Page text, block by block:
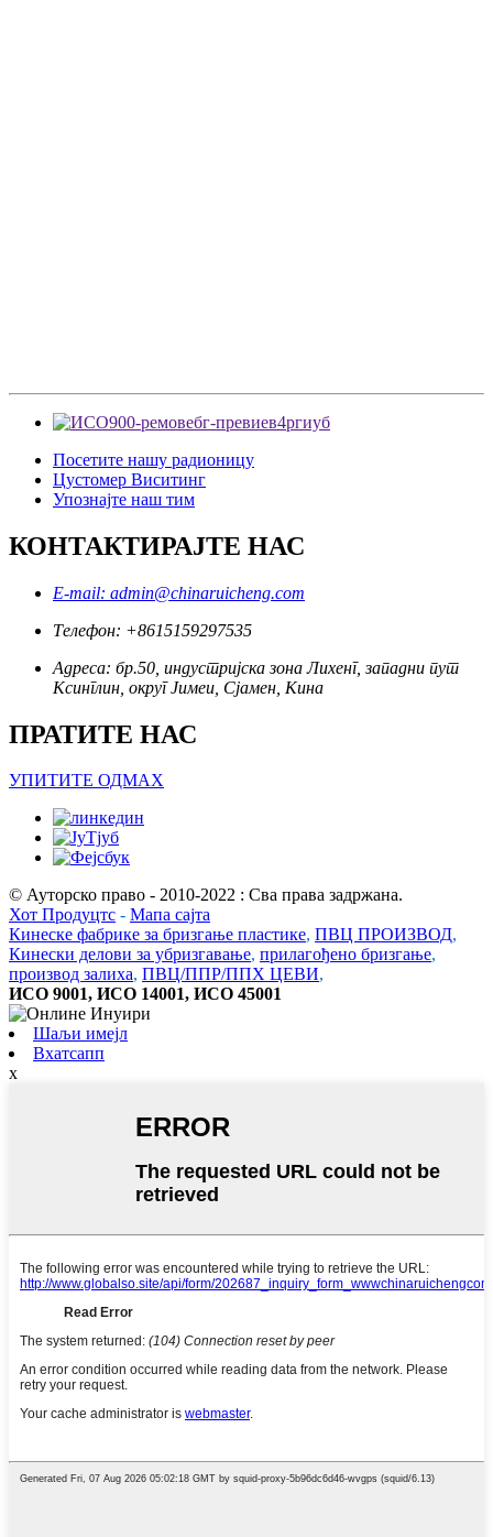
Посетите нашу радионицу
Цустомер Виситинг
Упознајте наш тим
КОНТАКТИРАЈТЕ НАС
E-mail: admin@chinaruicheng.com
Телефон: +8615159297535
Адреса: бр.50, индустријска зона Лихенг, западни пут
Ксинглин, округ Јимеи, Сјамен, Кина
ПРАТИТЕ НАС
УПИТИТЕ ОДМАХ
© Ауторско право - 2010-2022 : Сва права задржана.
Хот Продуцтс - Мапа сајта
Кинеске фабрике за бризгање пластике, ПВЦ ПРОИЗВОД,
Кинески делови за убризгавање, прилагођено бризгање,
производ залиха, ПВЦ/ППР/ППХ ЦЕВИ,
ИСО 9001, ИСО 14001, ИСО 45001
Шаљи имејл
Вхатсапп
x